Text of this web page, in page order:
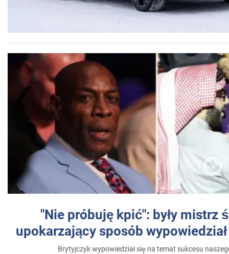
"Nie próbuję kpić": były mistrz
upokarzający sposób
Brytyjczyk wypowiedział się na temat sukcesu